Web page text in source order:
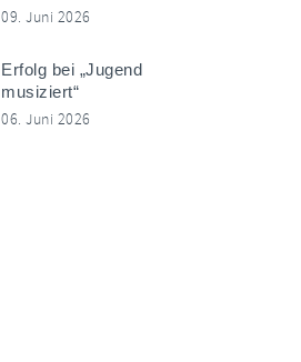
09. Juni 2026
Erfolg bei „Jugend
musiziert“
06. Juni 2026